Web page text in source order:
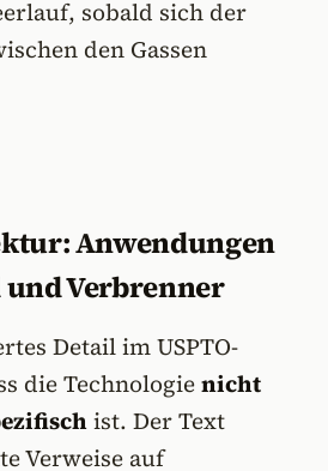
sobald sich der
den Gassen
Anwendungen
Verbrenner
Detail im USPTO-
die Technologienicht
ist. Der Text
Verweise auf